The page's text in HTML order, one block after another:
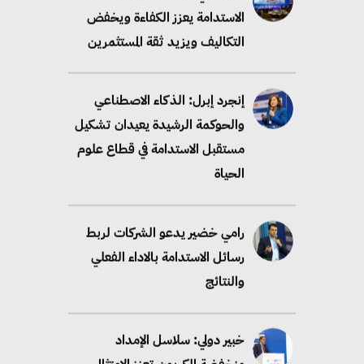
الاستدامة يعزز الكفاءة ويخفض
التكاليف ويزيد ثقة المستثمرين
إنجرد إبرل: الذكاء الاصطناعي
والحوكمة الرشيدة يعيدان تشكيل
مستقبل الاستدامة في قطاع علوم
الحياة
رامي خضير يدعو الشركات لربط
رسائل الاستدامة بالاداء الفعلي
والنتائج
خبير دولي: سلاسل الإمداد